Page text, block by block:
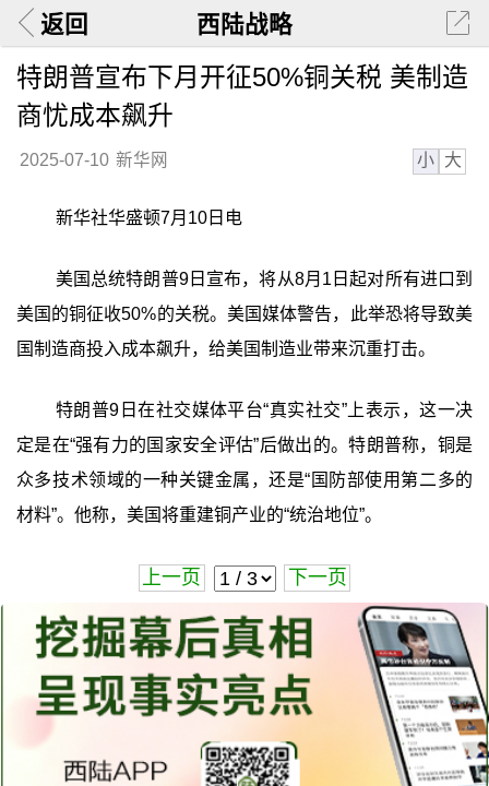
返回 西陆战略
特朗普宣布下月开征50%铜关税 美制造
商忧成本飙升
2025-07-10 新华网 小 大
新华社华盛顿7月10日电
美国总统特朗普9日宣布，将从8月1日起对所有进口到
美国的铜征收50%的关税。美国媒体警告，此举恐将导致美
国制造商投入成本飙升，给美国制造业带来沉重打击。
特朗普9日在社交媒体平台“真实社交”上表示，这一决
定是在“强有力的国家安全评估”后做出的。特朗普称，铜是
众多技术领域的一种关键金属，还是“国防部使用第二多的
材料”。他称，美国将重建铜产业的“统治地位”。
上一页 下一页